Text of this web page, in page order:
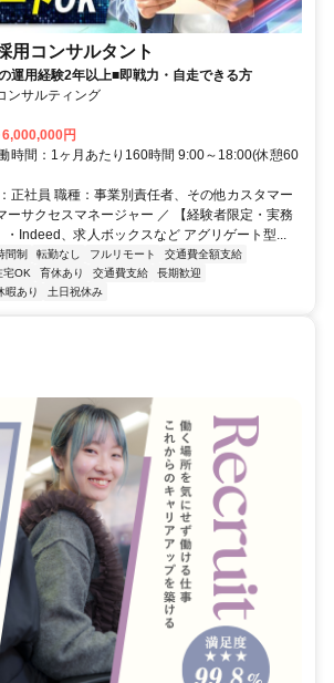
用コンサルタント
運用経験2年以上■即戦力・自走できる方
ンサルティング
円
時間：1ヶ月あたり160時間 9:00～18:00(休憩60
正社員 職種：事業別責任者、その他カスタマー
ーサクセスマネージャー ／ 【経験者限定・実務
Indeed、求人ボックスなど アグリゲート型...
間制 転勤なし フルリモート
交通費全額支給
宅OK 育休あり 交通費支給
長期歓迎
暇あり 土日祝休み